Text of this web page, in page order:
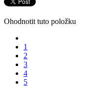
Ohodnotit tuto položku
1
2
3
4
5